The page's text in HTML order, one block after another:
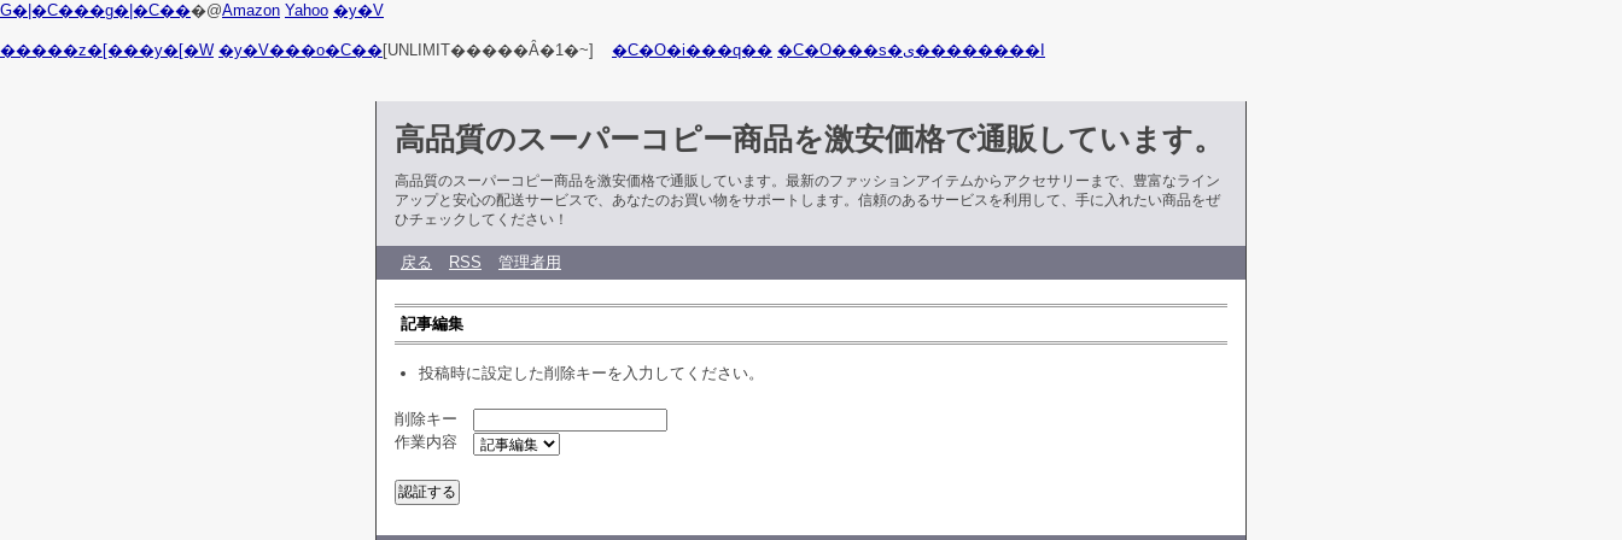
G�|�C���g�|�C���@Amazon Yahoo �y�V
�����z�[���y�[�W �y�V���o�C��[UNLIMIT�����Ȃ�1�~] �C�O�i���q�� �C�O���s�ی��������I
高品質のスーパーコピー商品を激安価格で通販しています。
高品質のスーパーコピー商品を激安価格で通販しています。最新のファッションアイテムからアクセサリーまで、豊富なライン
アップと安心の配送サービスで、あなたのお買い物をサポートします。信頼のあるサービスを利用して、手に入れたい商品をぜ
ひチェックしてください！
戻る RSS 管理者用
記事編集
投稿時に設定した削除キーを入力してください。
削除キー
作業内容